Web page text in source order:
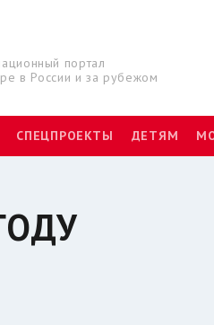
портал
в России и за рубежом
СПЕЦПРОЕКТЫ ДЕТЯМ